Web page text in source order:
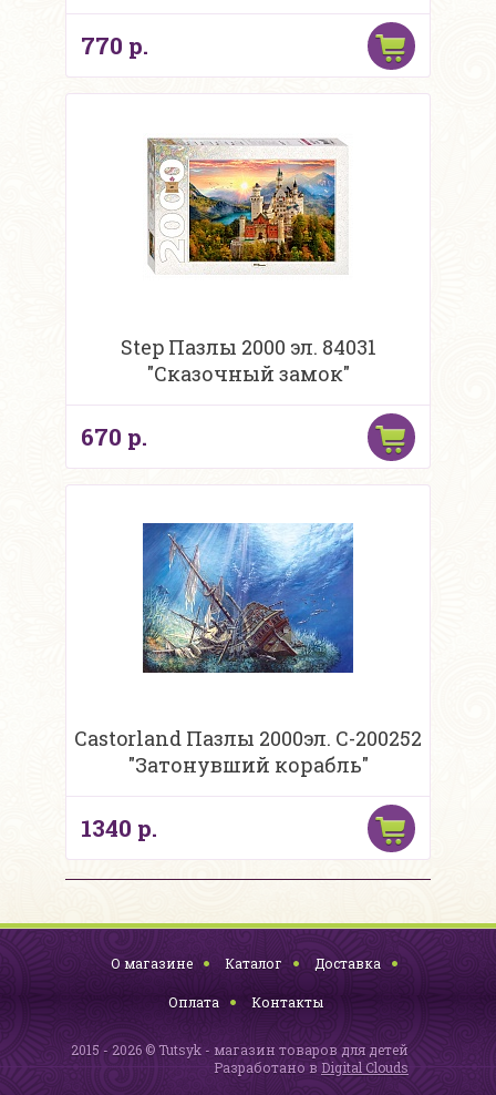
770 р.
Step Пазлы 2000 эл. 84031
"Сказочный замок"
670 р.
Castorland Пазлы 2000эл. С-200252
"Затонувший корабль"
1340 р.
О магазине Каталог Доставка
Оплата Контакты
2015 - 2026 © Tutsyk - магазин товаров для детей
Разработано в Digital Clouds